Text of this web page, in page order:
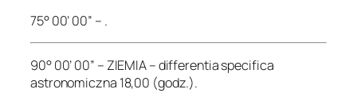
75° 00’ 00” – .
90° 00’ 00” – ZIEMIA – differentia specifica
astronomiczna 18,00 (godz.).